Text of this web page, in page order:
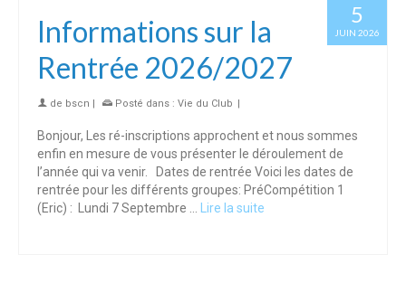
5
JUIN 2026
Informations sur la
Rentrée 2026/2027
de bscn | Posté dans : Vie du Club |
Bonjour, Les ré-inscriptions approchent et nous sommes
enfin en mesure de vous présenter le déroulement de
l’année qui va venir. Dates de rentrée Voici les dates de
rentrée pour les différents groupes: PréCompétition 1
(Eric) : Lundi 7 Septembre …
Lire la suite